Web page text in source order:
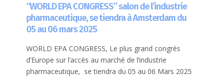
“WORLD EPA CONGRESS” salon de l’industrie
pharmaceutique, se tiendra à Amsterdam du
05 au 06 mars 2025
WORLD EPA CONGRESS, Le plus grand congrès
d’Europe sur l’accès au marché de l’industrie
pharmaceutique, se tiendra du 05 au 06 Mars 2025